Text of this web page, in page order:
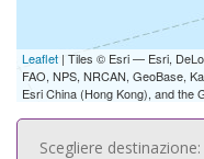
Leaflet | Tiles © Esri — Esri,
FAO, NPS, NRCAN, GeoBase,
Esri China (Hong Kong), and the
Scegliere destinazione: